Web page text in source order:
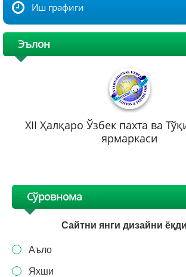
Иш графиги
Эълон
XII Ҳалқаро Ўзбек пахта ва
ярмаркаси
Сўровнома
Сайтни янги дизайни
Аъло
Яхши